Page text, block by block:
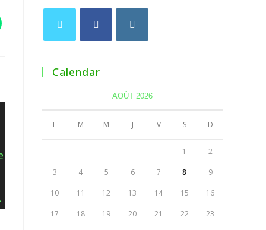
Calendar
AOÛT 2026
L M M J V S D
1 2
3 4 5 6 7 8 9
10 11 12 13 14 15 16
17 18 19 20 21 22 23